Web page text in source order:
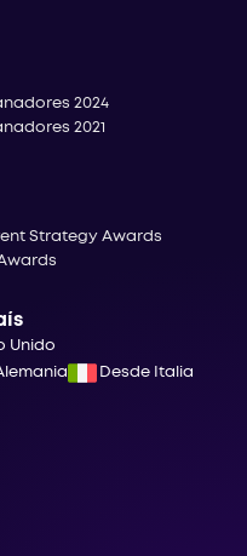
2024
2021
Strategy Awards
Unido
Desde Italia